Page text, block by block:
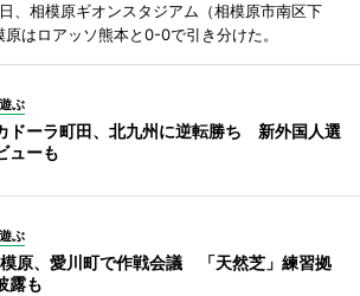
、相模原ギオンスタジアム（相模原市南区下
はロアッソ熊本と0-0で引き分けた。
ぶ
ドーラ町田、北九州に逆転勝ち 新外国人選
ューも
ぶ
原、愛川町で作戦会議 「天然芝」練習拠
露も